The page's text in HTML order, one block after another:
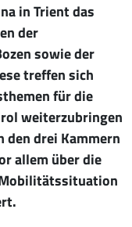
in Trient das
der
sowie der
treffen sich
für die
weiterzubringen
den drei Kammern
allem über die